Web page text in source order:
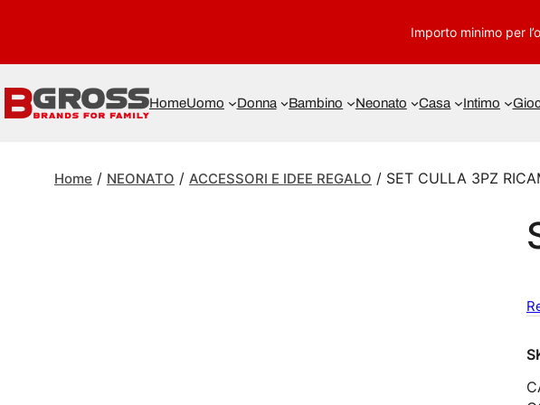
Importo minimo per
HomeUomo Donna Bambino Neonato Casa Intimo
Home / NEONATO / ACCESSORI E IDEE REGALO / SET CULLA 3PZ